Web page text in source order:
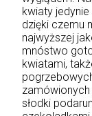
kwiaty
dzięki czemu
najwyższej
mnóstwo
kwiatami,
słodki